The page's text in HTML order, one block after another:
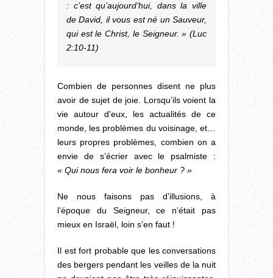
: c’est qu’aujourd’hui, dans la ville
de David, il vous est né un Sauveur,
qui est le Christ, le Seigneur. » (Luc
2:10-11)
Combien de personnes disent ne plus
avoir de sujet de joie. Lorsqu’ils voient la
vie autour d’eux, les actualités de ce
monde, les problèmes du voisinage, et…
leurs propres problèmes, combien on a
envie de s’écrier avec le psalmiste :
« Qui nous fera voir le bonheur ? »
Ne nous faisons pas d’illusions, à
l’époque du Seigneur, ce n’était pas
mieux en Israël, loin s’en faut !
Il est fort probable que les conversations
des bergers pendant les veilles de la nuit